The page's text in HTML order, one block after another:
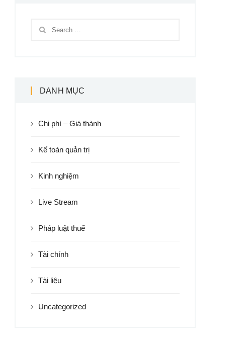
DANH MỤC
Chi phí – Giá thành
Kế toán quản trị
Kinh nghiệm
Live Stream
Pháp luật thuế
Tài chính
Tài liệu
Uncategorized